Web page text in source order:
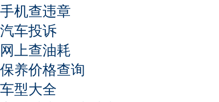
手机查违章
汽车投诉
网上查油耗
保养价格查询
车型大全